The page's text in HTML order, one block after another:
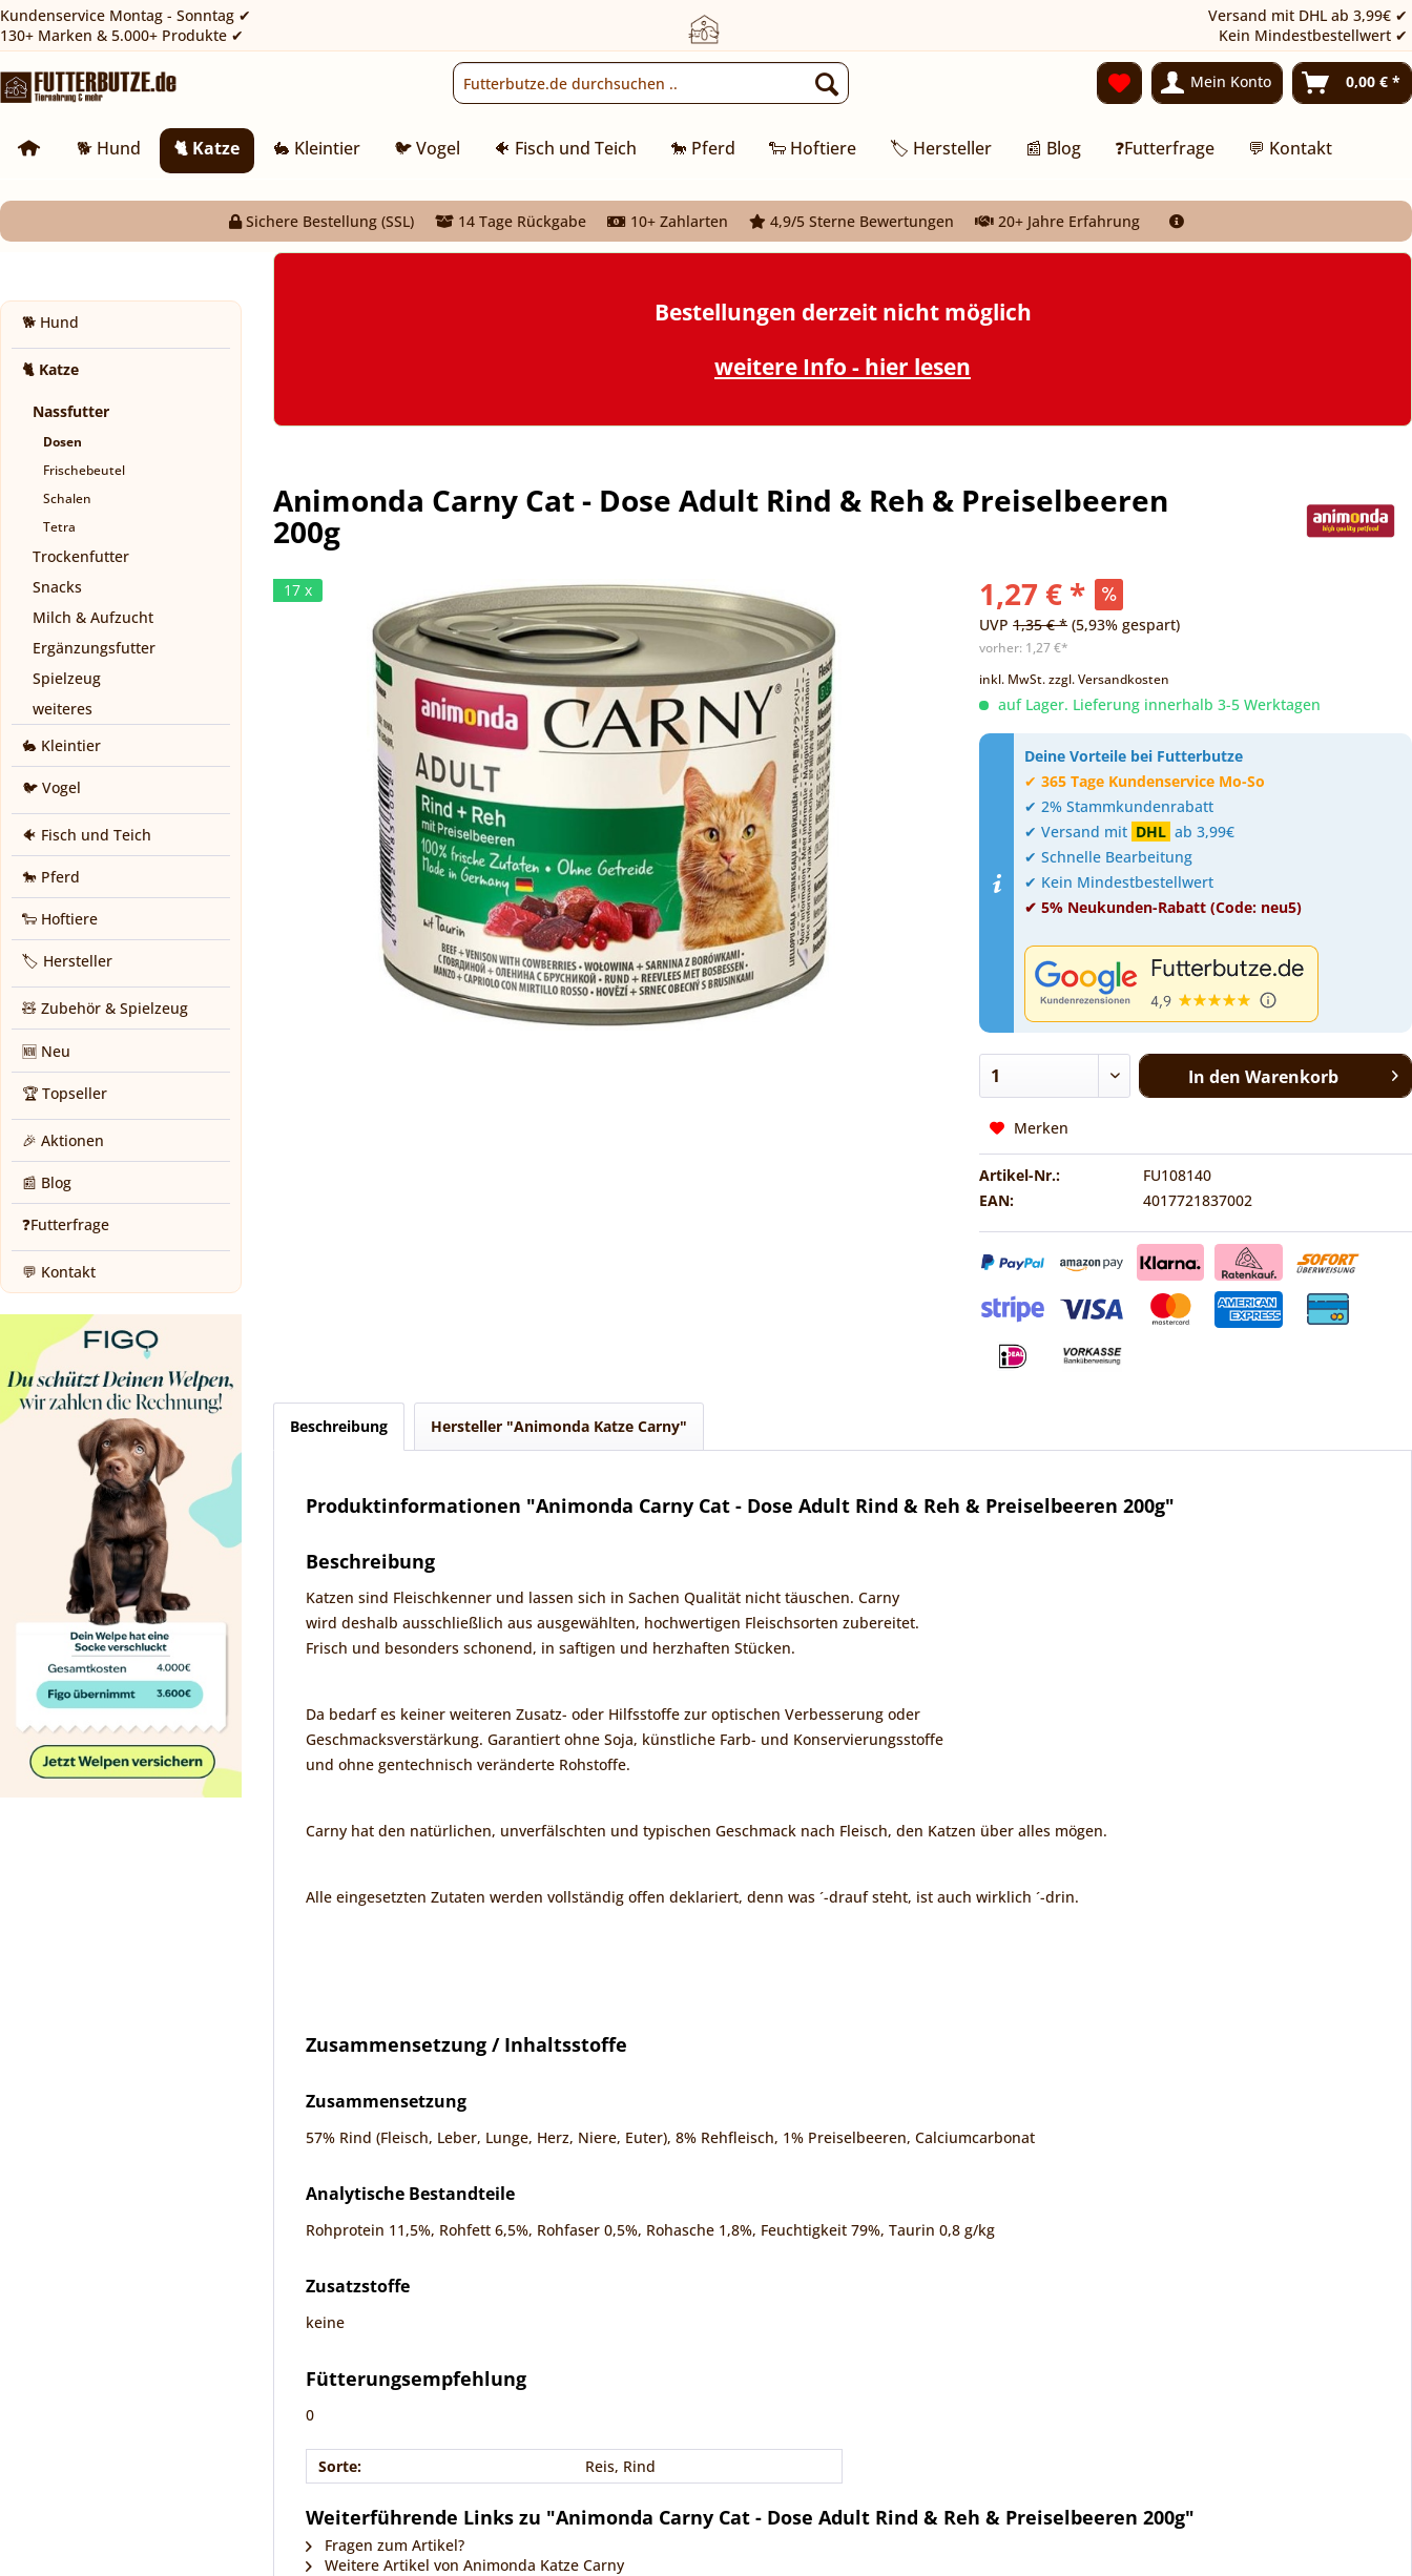
Kundenservice Montag - Sonntag ✔
130+ Marken & 5.000+ Produkte ✔
Versand mit DHL ab 3,99€ ✔
Kein Mindestbestellwert ✔
Mein Konto 0,00 € *
🐕 Hund 🐈 Katze 🐇 Kleintier 🐦 Vogel 🐠 Fisch und Teich 🐎 Pferd 🐑 Hoftiere 🏷️ Hersteller 📰 Blog ❓Futterfrage 💬 Kontakt
Sichere Bestellung (SSL) 14 Tage Rückgabe 10+ Zahlarten 4,9/5 Sterne Bewertungen 20+ Jahre Erfahrung
🐕 Hund
🐈 Katze
Nassfutter
Dosen
Frischebeutel
Schalen
Tetra
Trockenfutter
Snacks
Milch & Aufzucht
Ergänzungsfutter
Spielzeug
weiteres
🐇 Kleintier
🐦 Vogel
🐠 Fisch und Teich
🐎 Pferd
🐑 Hoftiere
🏷️ Hersteller
🧸 Zubehör & Spielzeug
🆕 Neu
🏆 Topseller
🎉 Aktionen
📰 Blog
❓Futterfrage
💬 Kontakt
Bestellungen derzeit nicht möglich
weitere Info - hier lesen
Animonda Carny Cat - Dose Adult Rind & Reh & Preiselbeeren
200g
17 x 1,27 € *
UVP1,35 € * (5,93% gespart)
vorher: 1,27 €*
inkl. MwSt.zzgl. Versandkosten
auf Lager. Lieferung innerhalb 3-5 Werktagen
Deine Vorteile bei Futterbutze
✔365 Tage Kundenservice Mo-So
✔ 2% Stammkundenrabatt
✔ Versand mit DHL ab 3,99€
✔ Schnelle Bearbeitung
✔ Kein Mindestbestellwert
✔ 5% Neukunden-Rabatt (Code: neu5)
In den Warenkorb
Merken
Artikel-Nr.:
FU108140
EAN:
4017721837002
Beschreibung Hersteller "Animonda Katze Carny"
Produktinformationen "Animonda Carny Cat - Dose Adult Rind & Reh & Preiselbeeren 200g"
Beschreibung
Katzen sind Fleischkenner und lassen sich in Sachen Qualität nicht täuschen. Carny
wird deshalb ausschließlich aus ausgewählten, hochwertigen Fleischsorten zubereitet.
Frisch und besonders schonend, in saftigen und herzhaften Stücken.
Da bedarf es keiner weiteren Zusatz- oder Hilfsstoffe zur optischen Verbesserung oder
Geschmacksverstärkung. Garantiert ohne Soja, künstliche Farb- und Konservierungsstoffe
und ohne gentechnisch veränderte Rohstoffe.
Carny hat den natürlichen, unverfälschten und typischen Geschmack nach Fleisch, den Katzen über alles mögen.
Alle eingesetzten Zutaten werden vollständig offen deklariert, denn was ´-drauf steht, ist auch wirklich ´-drin.
Zusammensetzung / Inhaltsstoffe
Zusammensetzung
57% Rind (Fleisch, Leber, Lunge, Herz, Niere, Euter), 8% Rehfleisch, 1% Preiselbeeren, Calciumcarbonat
Analytische Bestandteile
Rohprotein 11,5%, Rohfett 6,5%, Rohfaser 0,5%, Rohasche 1,8%, Feuchtigkeit 79%, Taurin 0,8 g/kg
Zusatzstoffe
keine
Fütterungsempfehlung
0
Sorte: Reis, Rind
Weiterführende Links zu "Animonda Carny Cat - Dose Adult Rind & Reh & Preiselbeeren 200g"
Fragen zum Artikel?
Weitere Artikel von Animonda Katze Carny